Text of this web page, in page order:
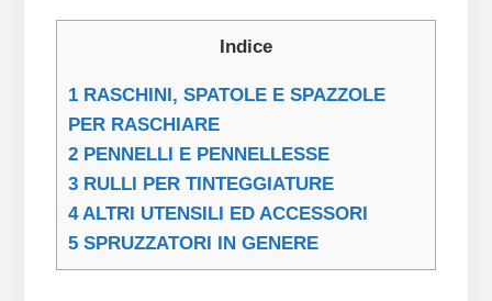
Indice
1RASCHINI, SPATOLE E SPAZZOLE
PER RASCHIARE
2PENNELLI E PENNELLESSE
3RULLI PER TINTEGGIATURE
4ALTRI UTENSILI ED ACCESSORI
5SPRUZZATORI IN GENERE